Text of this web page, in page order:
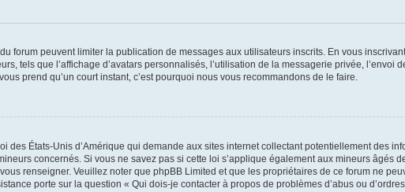
forum peuvent limiter la publication de messages aux utilisateurs inscrits. En vous
tels que l’affichage d’avatars personnalisés, l’utilisation de la messagerie privée, l’envoi
prend qu’un court instant, c’est pourquoi nous vous recommandons de le faire.
des États-Unis d’Amérique qui demande aux sites internet collectant potentiellement des
concernés. Si vous ne savez pas si cette loi s’applique également aux mineurs âgés
renseigner. Veuillez noter que phpBB Limited et que les propriétaires de ce forum ne
porte sur la question « Qui dois-je contacter à propos de problèmes d’abus ou